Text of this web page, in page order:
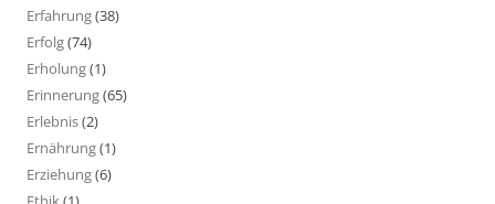
Erfahrung(38)
Erfolg(74)
Erholung(1)
Erinnerung(65)
Erlebnis(2)
Ernährung(1)
Erziehung(6)